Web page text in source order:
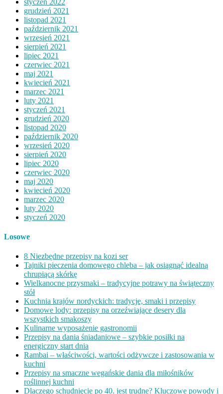
grudzień 2021
listopad 2021
październik 2021
wrzesień 2021
sierpień 2021
lipiec 2021
czerwiec 2021
maj 2021
kwiecień 2021
marzec 2021
luty 2021
styczeń 2021
grudzień 2020
listopad 2020
październik 2020
wrzesień 2020
sierpień 2020
lipiec 2020
czerwiec 2020
maj 2020
kwiecień 2020
marzec 2020
luty 2020
styczeń 2020
Losowe
8 Niezbędne przepisy na kozi ser
Tajniki pieczenia domowego chleba – jak osiągnąć idealną
chrupiącą skórkę
Wielkanocne przysmaki – tradycyjne potrawy na świąteczny
stół
Kuchnia krajów nordyckich: tradycje, smaki i przepisy
Domowe lody: przepisy na orzeźwiające desery dla
wszystkich smakoszy
Kulinarne wyposażenie gastronomii
Przepisy na dania śniadaniowe – szybkie posiłki na
energiczny start dnia
Rambai – właściwości, wartości odżywcze i zastosowania w
kuchni
Przepisy na smaczne wegańskie dania dla miłośników
roślinnej kuchni
Dlaczego schudnięcie po 40. jest trudne? Kluczowe powody i